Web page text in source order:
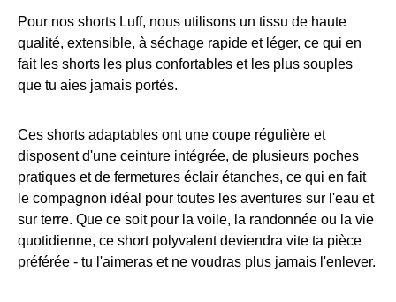
Pour nos shorts Luff, nous utilisons un tissu de haute
qualité, extensible, à séchage rapide et léger, ce qui en
fait les shorts les plus confortables et les plus souples
que tu aies jamais portés.
Ces shorts adaptables ont une coupe régulière et
disposent d'une ceinture intégrée, de plusieurs poches
pratiques et de fermetures éclair étanches, ce qui en fait
le compagnon idéal pour toutes les aventures sur l'eau et
sur terre. Que ce soit pour la voile, la randonnée ou la vie
quotidienne, ce short polyvalent deviendra vite ta pièce
préférée - tu l'aimeras et ne voudras plus jamais l'enlever.